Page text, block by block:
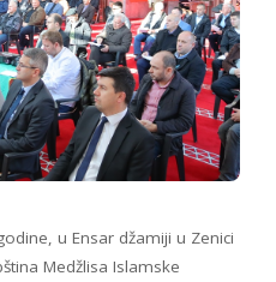
u Ensar džamiji u Zenici
Medžlisa Islamske